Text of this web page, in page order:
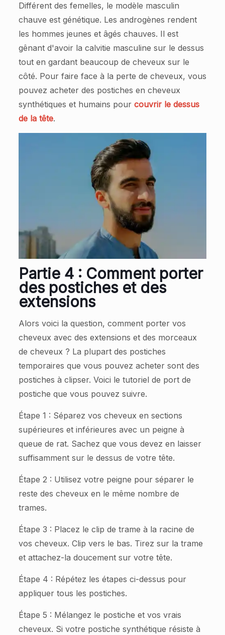
Différent des femelles, le modèle masculin
chauve est génétique. Les androgènes rendent
les hommes jeunes et âgés chauves. Il est
gênant d'avoir la calvitie masculine sur le dessus
tout en gardant beaucoup de cheveux sur le
côté. Pour faire face à la perte de cheveux, vous
pouvez acheter des postiches en cheveux
synthétiques et humains pour couvrir le dessus
de la tête.
Partie 4 : Comment porter
des postiches et des
extensions
Alors voici la question, comment porter vos
cheveux avec des extensions et des morceaux
de cheveux ? La plupart des postiches
temporaires que vous pouvez acheter sont des
postiches à clipser. Voici le tutoriel de port de
postiche que vous pouvez suivre.
Étape 1 : Séparez vos cheveux en sections
supérieures et inférieures avec un peigne à
queue de rat. Sachez que vous devez en laisser
suffisamment sur le dessus de votre tête.
Étape 2 : Utilisez votre peigne pour séparer le
reste des cheveux en le même nombre de
trames.
Étape 3 : Placez le clip de trame à la racine de
vos cheveux. Clip vers le bas. Tirez sur la trame
et attachez-la doucement sur votre tête.
Étape 4 : Répétez les étapes ci-dessus pour
appliquer tous les postiches.
Étape 5 : Mélangez le postiche et vos vrais
cheveux. Si votre postiche synthétique résiste à